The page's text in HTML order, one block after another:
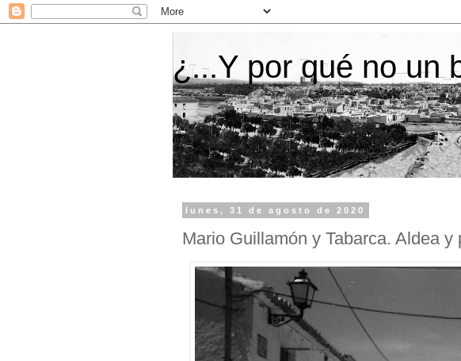
¿...Y por qué no un
lunes, 31 de agosto de 2020
Mario Guillamón y Tabarca. Aldea y